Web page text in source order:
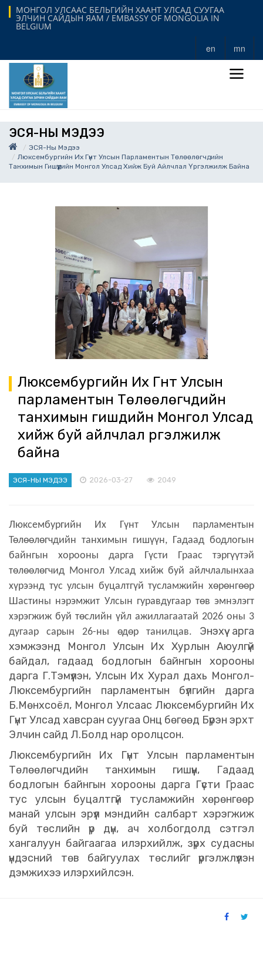
МОНГОЛ УЛСААС БЕЛЬГИЙН ХААНТ УЛСАД СУУГАА
ЭЛЧИН САЙДЫН ЯАМ / EMBASSY OF MONGOLIA IN
BELGIUM
en mn
ЭСЯ-НЫ МЭДЭЭ
ЭСЯ-Ны Мэдээ
Люксембургийн Их Гүнт Улсын Парламентын Төлөөлөгчдийн
Танхимын Гишүүдийн Монгол Улсад Хийж Буй Айлчлал Үргэлжилж Байна
Люксембургийн Их Гүнт Улсын
парламентын Төлөөлөгчдийн
танхимын гишүүдийн Монгол Улсад
хийж буй айлчлал үргэлжилж
байна
ЭСЯ-НЫ МЭДЭЭ 2026-03-27 2049
Люксембургийн Их Гүнт Улсын парламентын
Төлөөлөгчдийн танхимын гишүүн, Гадаад бодлогын
байнгын хорооны дарга Гүсти Граас тэргүүтэй
төлөөлөгчид Монгол Улсад хийж буй айлчлалынхаа
хүрээнд тус улсын буцалтгүй тусламжийн хөрөнгөөр
Шастины нэрэмжит Улсын гуравдугаар төв эмнэлэгт
хэрэгжиж буй төслийн үйл ажиллагаатай 2026 оны 3
дугаар сарын 26-ны өдөр танилцав. Энэхүү арга
хэмжээнд Монгол Улсын Их Хурлын Аюулгүй
байдал, гадаад бодлогын байнгын хорооны
дарга Г.Тэмүүлэн, Улсын Их Хурал дахь Монгол-
Люксембургийн парламентын бүлгийн дарга
Б.Мөнхсоёл, Монгол Улсаас Люксембургийн Их
Гүнт Улсад хавсран суугаа Онц бөгөөд Бүрэн эрхт
Элчин сайд Л.Болд нар оролцсон.
Люксембургийн Их Гүнт Улсын парламентын
Төлөөлөгчдийн танхимын гишүүн, Гадаад
бодлогын байнгын хорооны дарга Гүсти Граас
тус улсын буцалтгүй тусламжийн хөрөнгөөр
манай улсын эрүүл мэндийн салбарт хэрэгжиж
буй төслийн үр дүн, ач холбогдолд сэтгэл
хангалуун байгаагаа илэрхийлж, зүрх судасны
үндэсний төв байгуулах төслийг үргэлжлүүлэн
дэмжихээ илэрхийлсэн.